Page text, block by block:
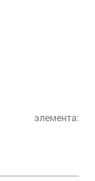
элемента: